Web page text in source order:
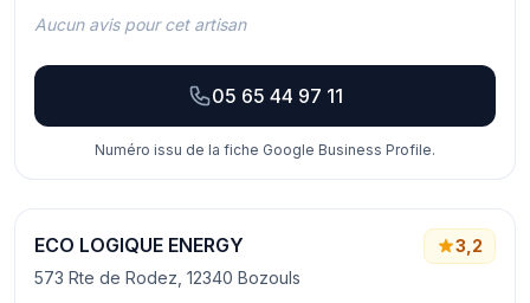
Aucun avis pour cet artisan
05 65 44 97 11
Numéro issu de la fiche Google Business Profile.
ECO LOGIQUE ENERGY
573 Rte de Rodez, 12340 Bozouls
3,2